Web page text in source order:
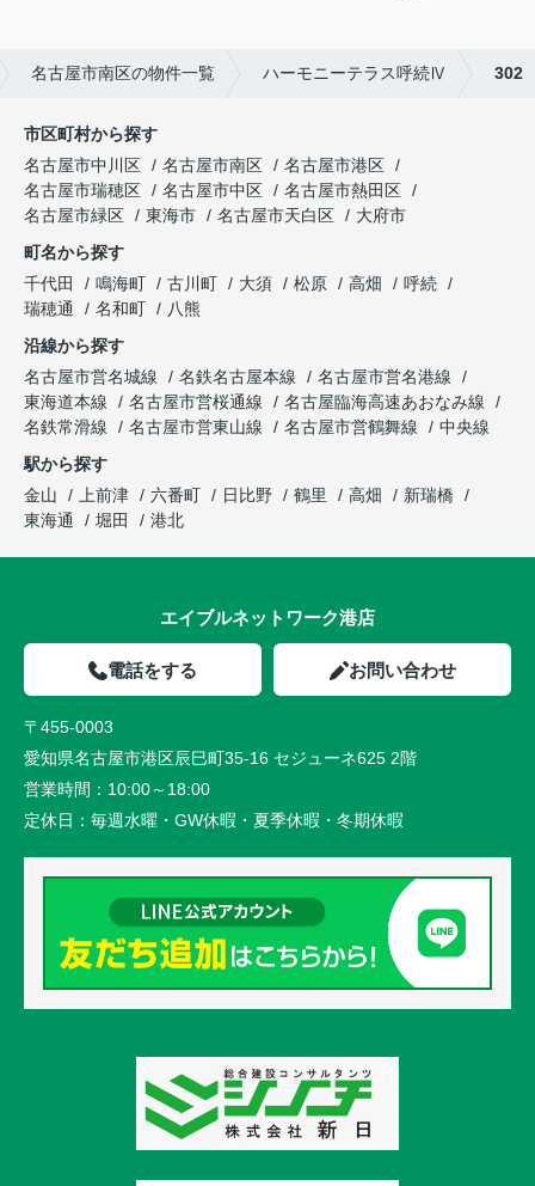
名古屋市南区の物件一覧 ハーモニーテラス呼続Ⅳ 302
市区町村から探す
名古屋市中川区
名古屋市南区
名古屋市港区
名古屋市瑞穂区
名古屋市中区
名古屋市熱田区
名古屋市緑区
東海市 名古屋市天白区
大府市
町名から探す
千代田
鳴海町 古川町 大須 松原 高畑
呼続
瑞穂通
名和町
八熊
沿線から探す
名古屋市営名城線
名鉄名古屋本線
名古屋市営名港線
東海道本線
名古屋市営桜通線
名古屋臨海高速あおなみ線
名鉄常滑線
名古屋市営東山線 名古屋市営鶴舞線
中央線
駅から探す
金山
上前津 六番町 日比野 鶴里 高畑
新瑞橋
東海通
堀田 港北
エイブルネットワーク港店
電話をする お問い合わせ
〒455-0003
愛知県名古屋市港区辰巳町35-16 セジューネ625 2階
営業時間： 10:00～18:00
定休日： 毎週水曜・GW休暇・夏季休暇・冬期休暇